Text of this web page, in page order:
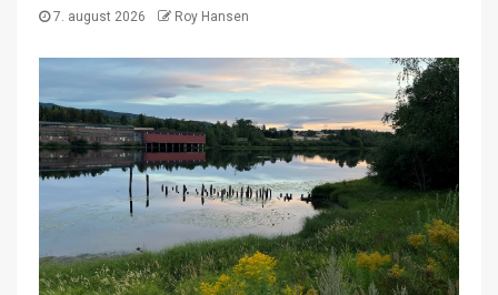
7. august 2026 Roy Hansen